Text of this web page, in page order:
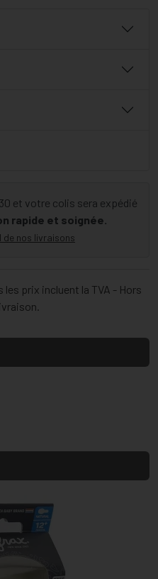
et votre colis sera expédié
rapide et soignée.
nos livraisons
prix incluent la TVA - Hors